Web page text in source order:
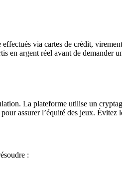
via cartes de crédit,
en argent réel avant de demander
La plateforme utilise un
assurer l’équité des jeux. Évitez
: